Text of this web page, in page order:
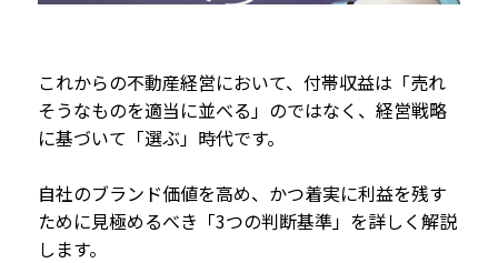
これからの不動産経営において、付帯収益は「売れ
そうなものを適当に並べる」のではなく、経営戦略
に基づいて「選ぶ」時代です。
自社のブランド価値を高め、かつ着実に利益を残す
ために見極めるべき「3つの判断基準」を詳しく解説
します。